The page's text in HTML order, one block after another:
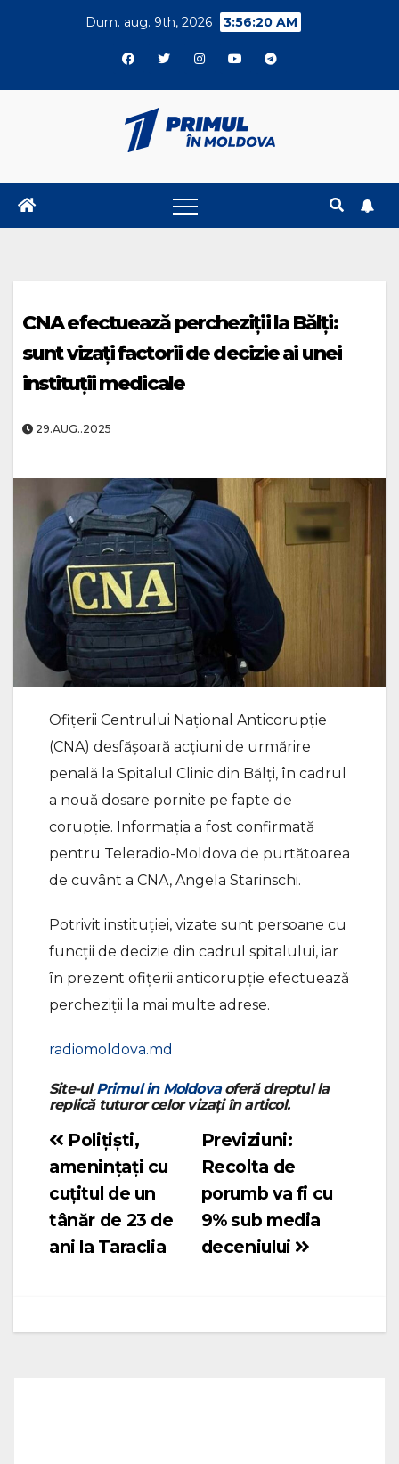
Dum. aug. 9th, 2026 3:56:20 AM
CNA efectuează percheziții la Bălți:
sunt vizați factorii de decizie ai unei
instituții medicale
29.AUG..2025
Ofițerii Centrului Național Anticorupție
(CNA) desfășoară acțiuni de urmărire
penală la Spitalul Clinic din Bălți, în cadrul
a nouă dosare pornite pe fapte de
corupție. Informația a fost confirmată
pentru Teleradio-Moldova de purtătoarea
de cuvânt a CNA, Angela Starinschi.
Potrivit instituției, vizate sunt persoane cu
funcții de decizie din cadrul spitalului, iar
în prezent ofițerii anticorupție efectuează
percheziții la mai multe adrese.
radiomoldova.md
Site-ulPrimul in Moldovaoferă dreptul la
replică tuturor celor vizați în articol.
Navigare
în
articole
Previziuni:
Recolta de
porumb va fi cu
9% sub media
deceniului
Polițiști,
amenințați cu
cuțitul de un
tânăr de 23 de
ani la Taraclia